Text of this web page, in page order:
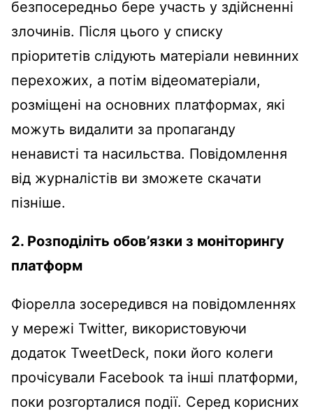
безпосередньо бере участь у здійсненні
злочинів. Після цього у списку
пріоритетів слідують матеріали невинних
перехожих, а потім відеоматеріали,
розміщені на основних платформах, які
можуть видалити за пропаганду
ненависті та насильства. Повідомлення
від журналістів ви зможете скачати
пізніше.
2. Розподіліть обов’язки з моніторингу
платформ
Фіорелла зосередився на повідомленнях
у мережі Twitter, використовуючи
додаток TweetDeck, поки його колеги
прочісували Facebook та інші платформи,
поки розгорталися події. Серед корисних